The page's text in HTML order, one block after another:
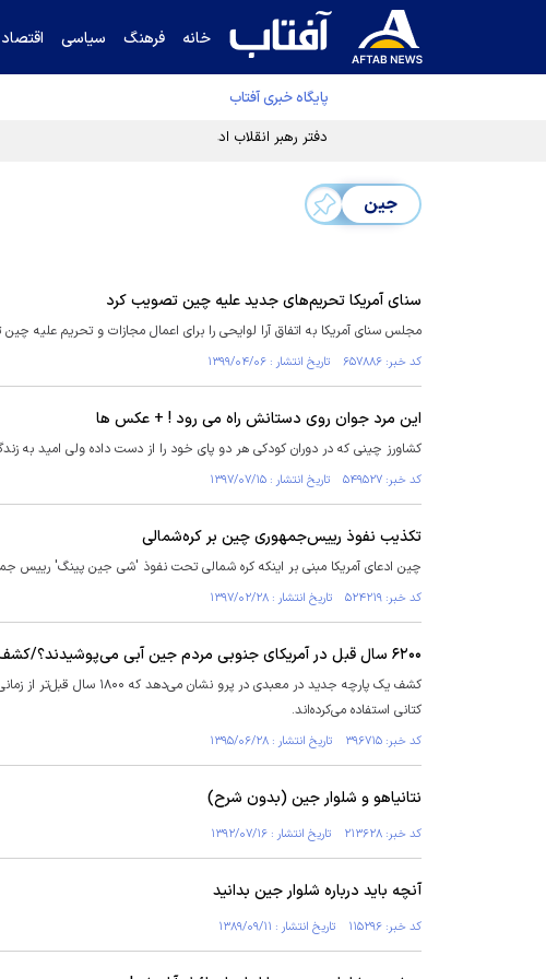
خانه فرهنگ سیاسی اقتصاد
پایگاه خبری آفتاب
دفتر رهبر انقلاب ادعای خرازی درباره پزشکیان را تکذیب کرد
جین
سنای آمریکا تحریم‌های جدید علیه چین تصویب کرد
مجلس سنای آمریکا به اتفاق آرا لوایحی را برای اعمال مجازات و تحریم علیه
کد خبر: ۶۵۷۸۸۶ تاریخ انتشار : ۱۳۹۹/۰۴/۰۶
این مرد جوان روی دستانش راه می رود ! + عکس ها
کشاورز چینی که در دوران کودکی هر دو پای خود را از دست داده ولی امید به
کد خبر: ۵۴۹۵۲۷ تاریخ انتشار : ۱۳۹۷/۰۷/۱۵
تکذیب نفوذ رییس‌جمهوری چین بر کره‌شمالی
چین ادعای آمریکا مبنی بر اینکه کره شمالی تحت نفوذ 'شی جین پینگ' رییس
کد خبر: ۵۲۴۲۱۹ تاریخ انتشار : ۱۳۹۷/۰۲/۲۸
۶۲۰۰ سال قبل در آمریکای جنوبی مردم جین آبی می‌پوشیدند؟/کشف پارچه باستانی در پرو
کشف یک پارچه جدید در
کتانی استفاده می‌کرده‌اند.
کد خبر: ۳۹۶۷۱۵ تاریخ انتشار : ۱۳۹۵/۰۶/۲۸
نتانیاهو و شلوار جین (بدون شرح)
کد خبر: ۲۱۳۶۲۸ تاریخ انتشار : ۱۳۹۲/۰۷/۱۶
آنچه باید درباره شلوار جین بدانید
کد خبر: ۱۱۵۲۹۶ تاریخ انتشار : ۱۳۸۹/۰۹/۱۱